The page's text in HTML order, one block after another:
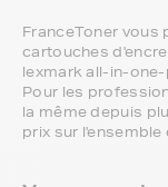
FranceToner vous
cartouches
lexmark all-in-one-
Pour les
la même depuis
prix sur